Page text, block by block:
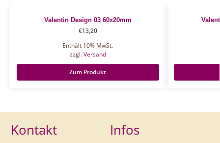
Valentin Design 03 60x20mm
€13,20
Enthält 10% MwSt.
zzgl.Versand
Zum Produkt
Kontakt Infos